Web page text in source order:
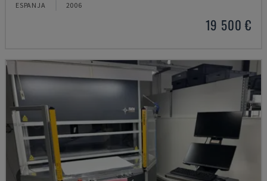
ESPANJA 2006
19 500 €